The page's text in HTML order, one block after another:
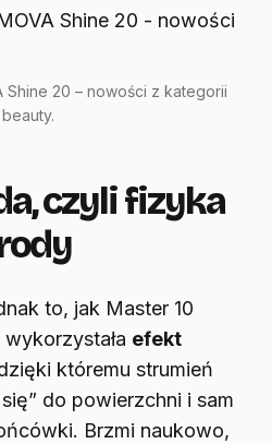
Shine 20 – nowości z kategorii
beauty.
czyli fizyka
to, jak Master 10
wykorzystała efekt
któremu strumień
do powierzchni i sam
Brzmi naukowo,